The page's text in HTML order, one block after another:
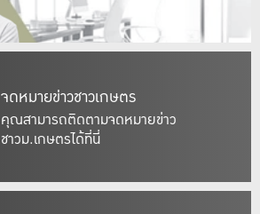
จดหมายข่าวชาวเกษตร
คุณสามารถติดตามจดหมายข่าว
ชาวม.เกษตรได้ที่นี่